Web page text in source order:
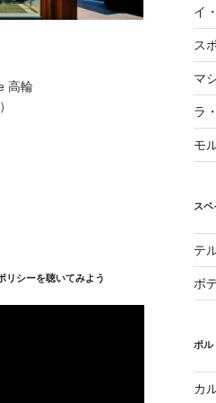
高輪
リシーを聴いてみよう
イ
ス
マ
ラ
モ
スペ
テ
ボ
ポル
カ